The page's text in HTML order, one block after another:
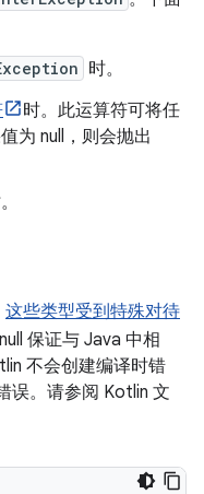
时。
时。此运算符可将任
为 null，则会抛出
这些类型受到特殊对待
保证与 Java 中相
不会创建编译时错
误。请参阅 Kotlin 文